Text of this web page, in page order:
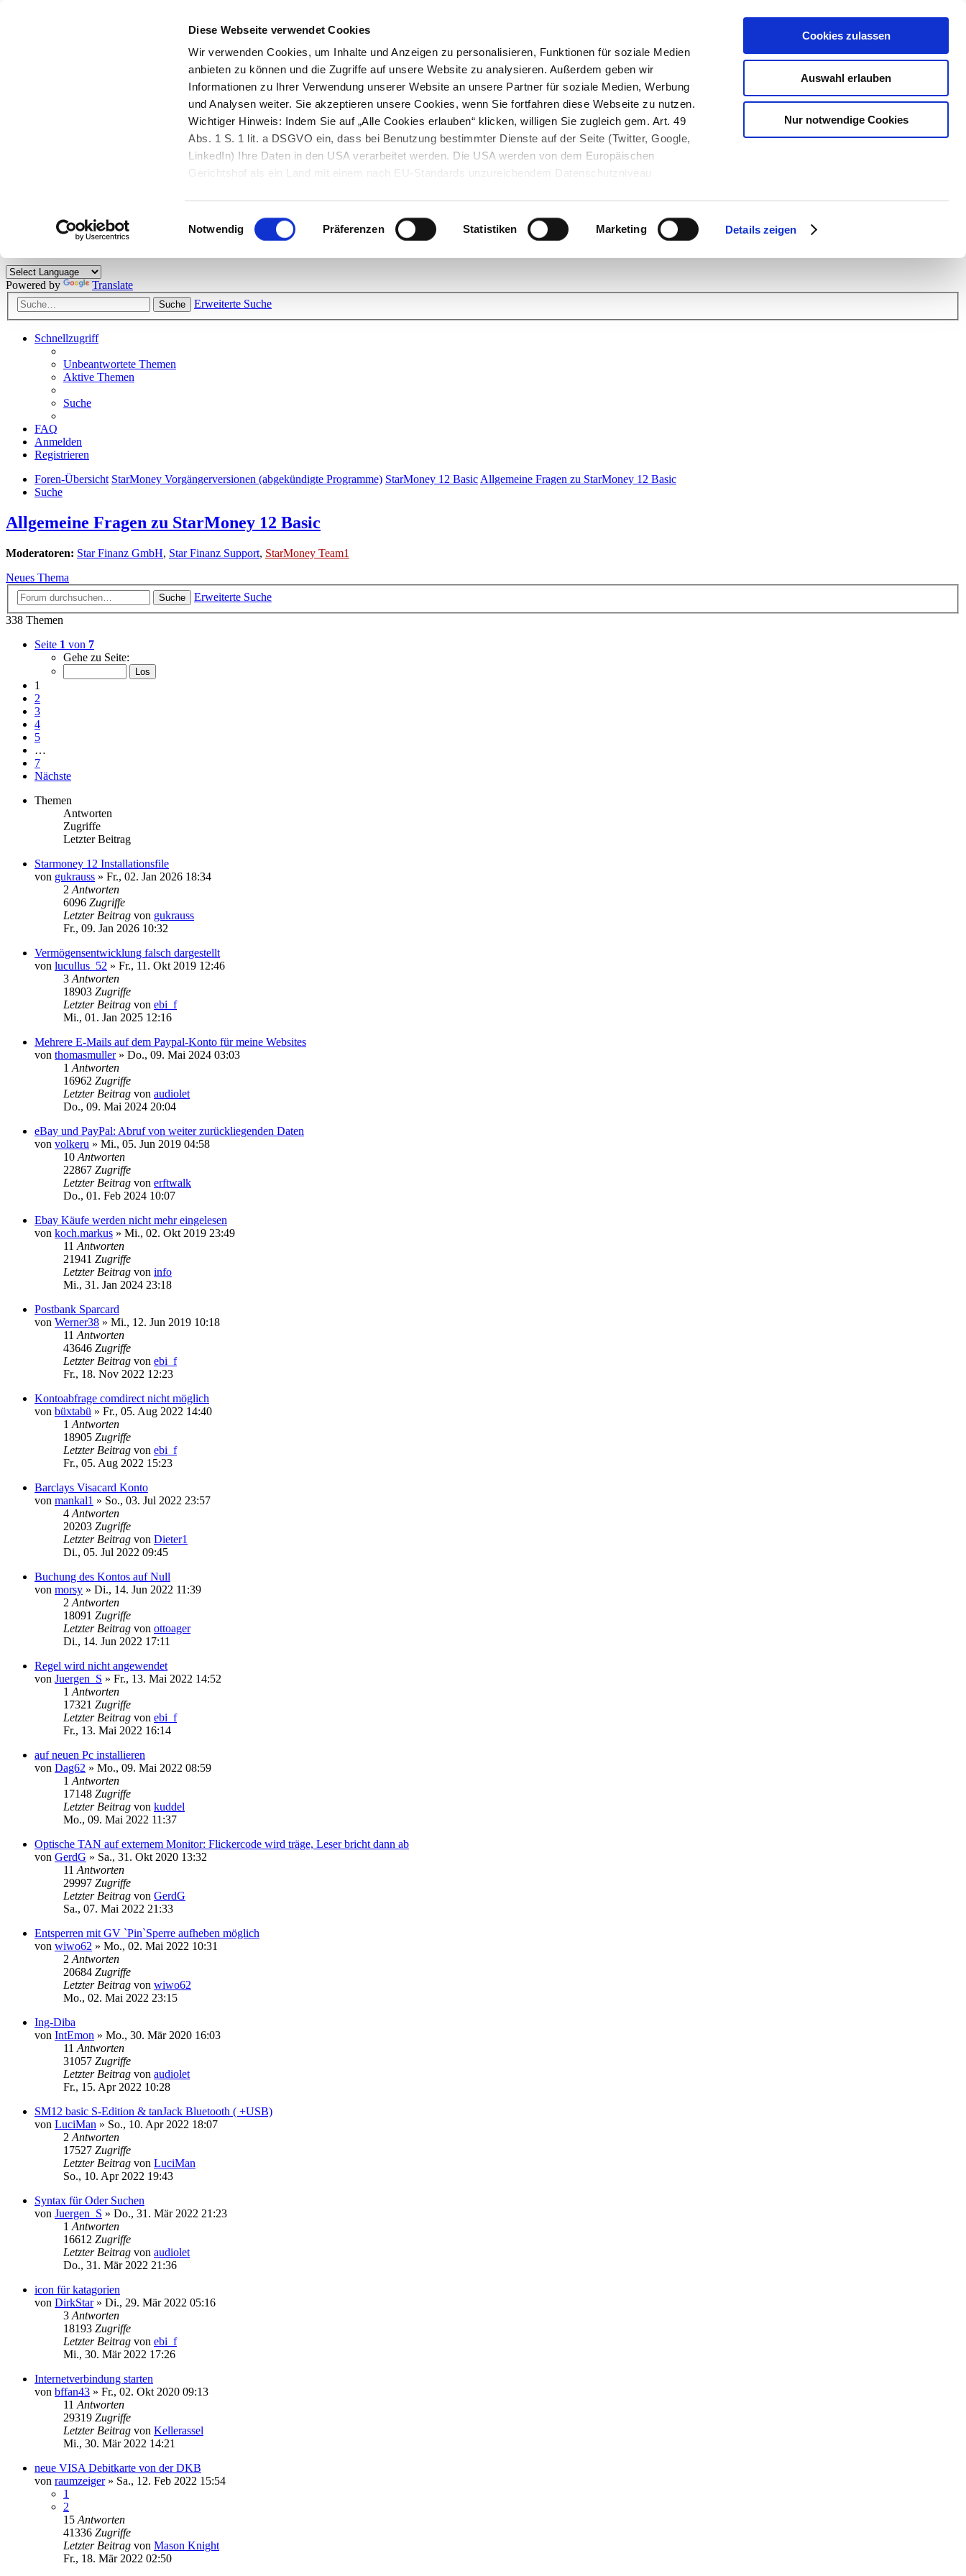
Diese Webseite verwendet Cookies
Wir verwenden Cookies, um Inhalte und Anzeigen zu personalisieren, Funktionen für soziale Medien
anbieten zu können und die Zugriffe auf unsere Website zu analysieren. Außerdem geben wir
Informationen zu Ihrer Verwendung unserer Website an unsere Partner für soziale Medien, Werbung
und Analysen weiter. Sie akzeptieren unsere Cookies, wenn Sie fortfahren diese Webseite zu nutzen.
Wichtiger Hinweis: Indem Sie auf „Alle Cookies erlauben“ klicken, willigen Sie zugleich gem. Art. 49
Abs. 1 S. 1 lit. a DSGVO ein, dass bei Benutzung bestimmter Dienste auf der Seite (Twitter, Google,
LinkedIn) Ihre Daten in den USA verarbeitet werden. Die USA werden von dem Europäischen
Gerichtshof als ein Land mit einem nach EU-Standards unzureichendem Datenschutzniveau
Einwilligungsauswahl
Notwendig Präferenzen Statistiken Marketing Details zeigen
Cookies zulassen
Auswahl erlauben
Nur notwendige Cookies
Herzlich willkommen!
Kunden viele nützliche Hilfestellungen und interessante Tipps und Tricks. Stellen Sie Ihre Fragen und helfen Sie mit Ihrem Wissen anderen weiter.
Powered by Translate
Suche Erweiterte Suche
Schnellzugriff
Unbeantwortete Themen
Aktive Themen
Suche
FAQ
Anmelden
Registrieren
Foren-Übersicht StarMoney Vorgängerversionen (abgekündigte Programme) StarMoney 12 BasicAllgemeine Fragen zu StarMoney 12 Basic
Suche
Allgemeine Fragen zu StarMoney 12 Basic
Moderatoren: Star Finanz GmbH, Star Finanz Support, StarMoney Team1
Neues Thema
Suche
Erweiterte Suche
338 Themen
Seite 1 von 7
Gehe zu Seite:
1
2
3
4
5
…
7
Nächste
Themen
Antworten
Zugriffe
Letzter Beitrag
Starmoney 12 Installationsfile
von gukrauss » Fr., 02. Jan 2026 18:34
2 Antworten
6096 Zugriffe
Letzter Beitrag von gukrauss
Fr., 09. Jan 2026 10:32
Vermögensentwicklung falsch dargestellt
von lucullus_52 » Fr., 11. Okt 2019 12:46
3 Antworten
18903 Zugriffe
Letzter Beitrag von ebi_f
Mi., 01. Jan 2025 12:16
Mehrere E-Mails auf dem Paypal-Konto für meine Websites
von thomasmuller» Do., 09. Mai 2024 03:03
1 Antworten
16962 Zugriffe
Letzter Beitrag von audiolet
Do., 09. Mai 2024 20:04
eBay und PayPal: Abruf von weiter zurückliegenden Daten
von volkeru » Mi., 05. Jun 2019 04:58
10 Antworten
22867 Zugriffe
Letzter Beitrag von erftwalk
Do., 01. Feb 2024 10:07
Ebay Käufe werden nicht mehr eingelesen
von koch.markus » Mi., 02. Okt 2019 23:49
11 Antworten
21941 Zugriffe
Letzter Beitrag von info
Mi., 31. Jan 2024 23:18
Postbank Sparcard
von Werner38 » Mi., 12. Jun 2019 10:18
11 Antworten
43646 Zugriffe
Letzter Beitrag von ebi_f
Fr., 18. Nov 2022 12:23
Kontoabfrage comdirect nicht möglich
von büxtabü » Fr., 05. Aug 2022 14:40
1 Antworten
18905 Zugriffe
Letzter Beitrag von ebi_f
Fr., 05. Aug 2022 15:23
Barclays Visacard Konto
von mankal1 » So., 03. Jul 2022 23:57
4 Antworten
20203 Zugriffe
Letzter Beitrag von Dieter1
Di., 05. Jul 2022 09:45
Buchung des Kontos auf Null
von morsy » Di., 14. Jun 2022 11:39
2 Antworten
18091 Zugriffe
Letzter Beitrag von ottoager
Di., 14. Jun 2022 17:11
Regel wird nicht angewendet
von Juergen_S » Fr., 13. Mai 2022 14:52
1 Antworten
17321 Zugriffe
Letzter Beitrag von ebi_f
Fr., 13. Mai 2022 16:14
auf neuen Pc installieren
von Dag62 » Mo., 09. Mai 2022 08:59
1 Antworten
17148 Zugriffe
Letzter Beitrag von kuddel
Mo., 09. Mai 2022 11:37
Optische TAN auf externem Monitor: Flickercode wird träge, Leser bricht dann ab
von GerdG » Sa., 31. Okt 2020 13:32
11 Antworten
29997 Zugriffe
Letzter Beitrag von GerdG
Sa., 07. Mai 2022 21:33
Entsperren mit GV `Pin`Sperre aufheben möglich
von wiwo62 » Mo., 02. Mai 2022 10:31
2 Antworten
20684 Zugriffe
Letzter Beitrag von wiwo62
Mo., 02. Mai 2022 23:15
Ing-Diba
von IntEmon » Mo., 30. Mär 2020 16:03
11 Antworten
31057 Zugriffe
Letzter Beitrag von audiolet
Fr., 15. Apr 2022 10:28
SM12 basic S-Edition & tanJack Bluetooth ( +USB)
von LuciMan » So., 10. Apr 2022 18:07
2 Antworten
17527 Zugriffe
Letzter Beitrag von LuciMan
So., 10. Apr 2022 19:43
Syntax für Oder Suchen
von Juergen_S » Do., 31. Mär 2022 21:23
1 Antworten
16612 Zugriffe
Letzter Beitrag von audiolet
Do., 31. Mär 2022 21:36
icon für katagorien
von DirkStar» Di., 29. Mär 2022 05:16
3 Antworten
18193 Zugriffe
Letzter Beitrag von ebi_f
Mi., 30. Mär 2022 17:26
Internetverbindung starten
von bffan43 » Fr., 02. Okt 2020 09:13
11 Antworten
29319 Zugriffe
Letzter Beitrag von Kellerassel
Mi., 30. Mär 2022 14:21
neue VISA Debitkarte von der DKB
von raumzeiger» Sa., 12. Feb 2022 15:54
1
2
15 Antworten
41336 Zugriffe
Letzter Beitrag von Mason Knight
Fr., 18. Mär 2022 02:50